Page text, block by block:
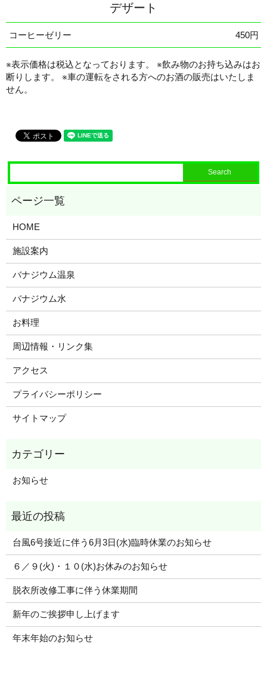
デザート
コーヒーゼリー 450円
※表示価格は税込となっております。 ※飲み物のお持ち込みはお
断りします。 ※車の運転をされる方へのお酒の販売はいたしま
せん。
HOME
施設案内
バナジウム温泉
バナジウム水
お料理
周辺情報・リンク集
アクセス
プライバシーポリシー
サイトマップ
お知らせ
台風6号接近に伴う6月3日(水)臨時休業のお知らせ
６／９(火)・１０(水)お休みのお知らせ
脱衣所改修工事に伴う休業期間
新年のご挨拶申し上げます
年末年始のお知らせ